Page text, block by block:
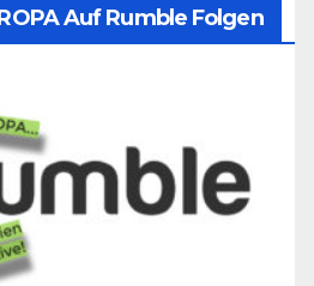
Auf Rumble Folgen